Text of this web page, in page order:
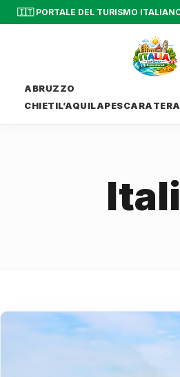
🇮🇹 PORTALE DEL TURISMO
ABRUZZO
CHIETIL’AQUILAPESCARA